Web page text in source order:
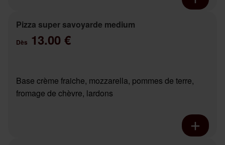
Pizza super savoyarde medium
Dès 13.00 €
Base crème fraiche, mozzarella, pommes de terre,
fromage de chèvre, lardons